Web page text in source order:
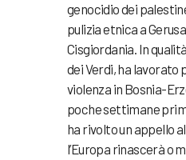
genocidio dei
pulizia etnica a
Cisgiordania. In
dei Verdi, ha lavorato
violenza in Bosnia-
poche settimane
ha rivolto un appello
l’Europa rinascerà o